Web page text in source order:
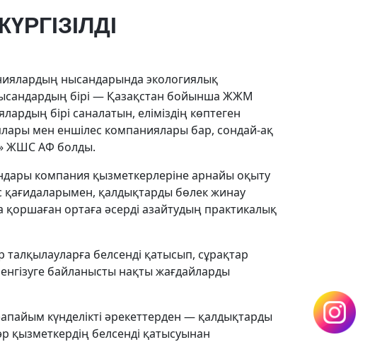
нысандарында экологиялық
бірі — Қазақстан бойынша ЖЖМ
бірі саналатын, еліміздің көптеген
мен еншілес компаниялары бар, сондай-ақ
ЖШС АФ болды.
компания қызметкерлеріне арнайы оқыту
қағидаларымен, қалдықтарды бөлек жинау
ортаға әсерді азайтудың практикалық
белсенді қатысып, сұрақтар
байланысты нақты жағдайларды
күнделікті әрекеттерден — қалдықтарды
қызметкердің белсенді қатысуынан